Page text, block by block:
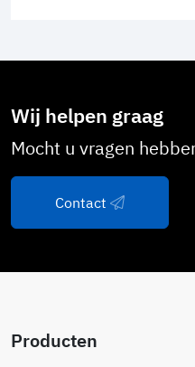
Wij helpen graag
Mocht u vragen
Contact
Producten